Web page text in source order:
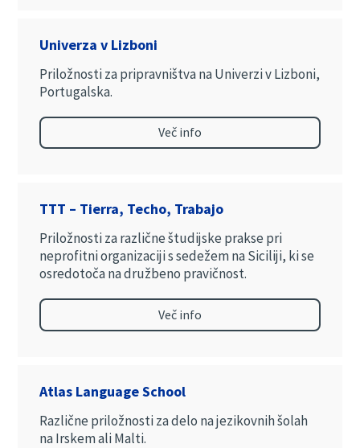
Univerza v Lizboni
Priložnosti za pripravništva na Univerzi v Lizboni,
Portugalska.
Več info
TTT – Tierra, Techo, Trabajo
Priložnosti za različne študijske prakse pri
neprofitni organizaciji s sedežem na Siciliji, ki se
osredotoča na družbeno pravičnost.
Več info
Atlas Language School
Različne priložnosti za delo na jezikovnih šolah
na Irskem ali Malti.